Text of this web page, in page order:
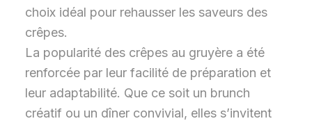
choix idéal pour rehausser les saveurs des
crêpes.
La popularité des crêpes au gruyère a été
renforcée par leur facilité de préparation et
leur adaptabilité. Que ce soit un brunch
créatif ou un dîner convivial, elles s’invitent